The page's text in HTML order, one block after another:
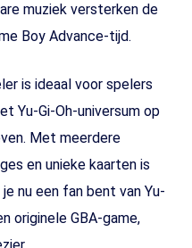
muziek versterken de
Boy Advance-tijd.
is ideaal voor spelers
Yu-Gi-Oh-universum op
Met meerdere
en unieke kaarten is
nu een fan bent van Yu-
originele GBA-game,